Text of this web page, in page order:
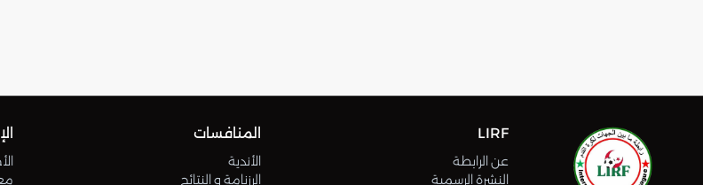
LIRF
عن الرابطة
النشرة الرسمية
المنافسات
الأندية
الرزنامة و النتائج